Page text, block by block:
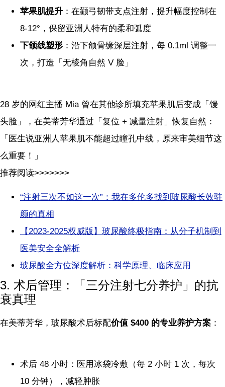
苹果肌提升 ：在颧弓韧带支点注射，提升幅度控制在
8-12°，保留亚洲人特有的柔和弧度
下颌线塑形 ：沿下颌骨缘深层注射，每 0.1ml 调整一
次，打造「无棱角自然 V 脸」
28 岁的网红主播 Mia 曾在其他诊所填充苹果肌后变成「馒
头脸」，在美蒂芳华通过「复位 + 减量注射」恢复自然：
「医生说亚洲人苹果肌不能超过瞳孔中线，原来审美细节这
么重要！」
推荐阅读>>>>>>>
“注射三次不如这一次”：我在多伦多找到玻尿酸长效驻
颜的真相
【2023-2025权威版】玻尿酸终极指南：从分子机制到
医美安全全解析
玻尿酸全方位深度解析：科学原理、临床应用
3. 术后管理：「三分注射七分养护」的抗
衰真理
在美蒂芳华，玻尿酸术后标配价值 $400 的专业养护方案 ：
术后 48 小时：医用冰袋冷敷（每 2 小时 1 次，每次
10 分钟），减轻肿胀